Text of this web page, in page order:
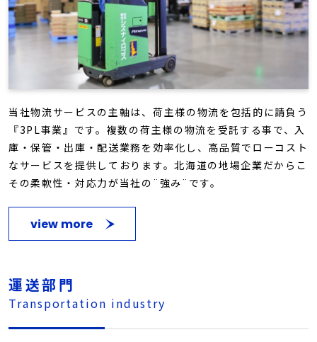
当社物流サービスの主軸は、荷主様の物流を包括的に請負う
『3PL事業』です。複数の荷主様の物流を受託する事で、入
庫・保管・出庫・配送業務を効率化し、高品質でローコスト
なサービスを提供しております。北海道の地場企業だからこ
その柔軟性・対応力が当社の¨強み¨です。
view more
運送部門
Transportation industry